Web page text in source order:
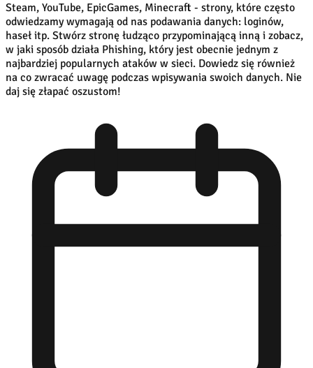
Steam, YouTube, EpicGames, Minecraft - strony, które często
odwiedzamy wymagają od nas podawania danych: loginów,
haseł itp. Stwórz stronę łudząco przypominającą inną i zobacz,
w jaki sposób działa Phishing, który jest obecnie jednym z
najbardziej popularnych ataków w sieci. Dowiedz się również
na co zwracać uwagę podczas wpisywania swoich danych. Nie
daj się złapać oszustom!